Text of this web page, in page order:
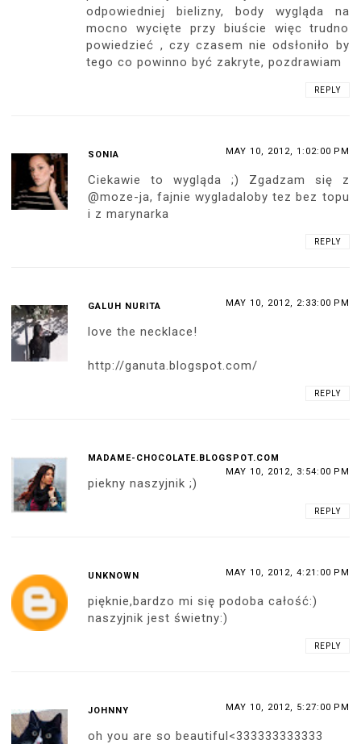
odpowiedniej bielizny, body wygląda na
mocno wycięte przy biuście więc trudno
powiedzieć , czy czasem nie odsłoniło by
tego co powinno być zakryte, pozdrawiam
REPLY
SONIA MAY 10, 2012, 1:02:00 PM
Ciekawie to wygląda ;) Zgadzam się z
@moze-ja, fajnie wygladaloby tez bez topu
i z marynarka
REPLY
GALUH NURITA MAY 10, 2012, 2:33:00 PM
love the necklace!
http://ganuta.blogspot.com/
REPLY
MADAME-CHOCOLATE.BLOGSPOT.COM
MAY 10, 2012, 3:54:00 PM
piekny naszyjnik ;)
REPLY
UNKNOWN MAY 10, 2012, 4:21:00 PM
pięknie,bardzo mi się podoba całość:)
naszyjnik jest świetny:)
REPLY
JOHNNY MAY 10, 2012, 5:27:00 PM
oh you are so beautiful<333333333333